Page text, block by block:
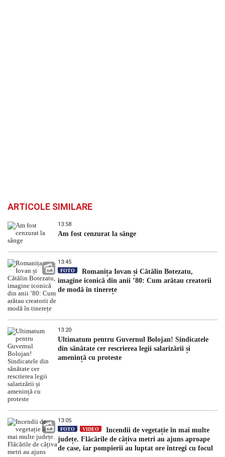
ARTICOLE SIMILARE
13:58
Am fost cenzurat la sânge
13:45
FOTO
Romanița Iovan și Cătălin Botezatu,
imagine iconică din anii ’80: Cum arătau creatorii
de modă în tinerețe
13:20
Ultimatum pentru Guvernul Bolojan! Sindicatele
din sănătate cer rescrierea legii salarizării și
amenință cu proteste
13:05
FOTO VIDEO
Incendii de vegetație în mai multe
județe. Flăcările de câțiva metri au ajuns aproape
de case, iar pompierii au luptat ore întregi cu focul